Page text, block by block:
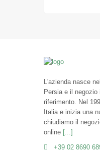
L'azienda nasce
Persia e il
riferimento. Nel
Italia e inizia una
chiudiamo il
online [...]
+39 02 8690